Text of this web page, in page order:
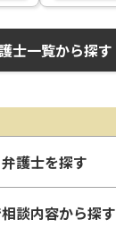
士一覧から探す
護士を探す
談内容から探す